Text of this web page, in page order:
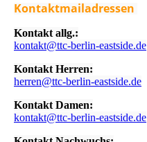
Kontaktmailadressen
Kontakt allg.:
kontakt@ttc-berlin-eastside.de
Kontakt Herren:
herren@ttc-berlin-eastside.de
Kontakt Damen:
kontakt@ttc-berlin-eastside.de